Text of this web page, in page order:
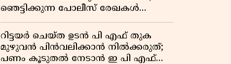
ഞെട്ടിക്കുന്ന പോലീസ് രേഖകൾ
പുറത്ത്
റിട്ടയർ ചെയ്ത ഉടൻ പി എഫ് തുക
മുഴുവൻ പിൻവലിക്കാൻ നിൽക്കരുത്;
പണം കൂടുതൽ നേടാൻ ഇ പി എഫ്